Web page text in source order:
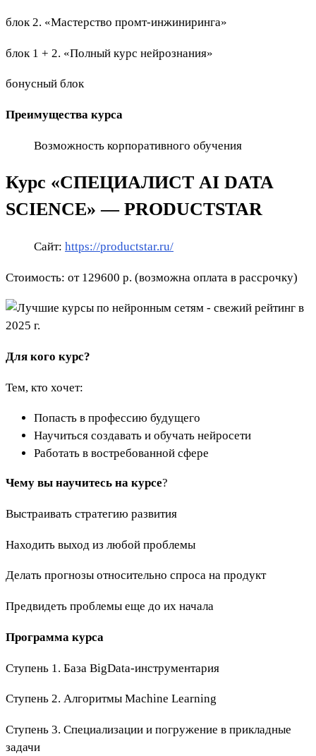
блок 2. «Мастерство промт-инжиниринга»
блок 1 + 2. «Полный курс нейрознания»
бонусный блок
Преимущества курса
Возможность корпоративного обучения
Курс «СПЕЦИАЛИСТ AI DATA
SCIENCE» — PRODUCTSTAR
Сайт: https://productstar.ru/
Стоимость: от 129600 р. (возможна оплата в рассрочку)
Для кого курс?
Тем, кто хочет:
Попасть в профессию будущего
Научиться создавать и обучать нейросети
Работать в востребованной сфере
Чему вы научитесь на курсе?
Выстраивать стратегию развития
Находить выход из любой проблемы
Делать прогнозы относительно спроса на продукт
Предвидеть проблемы еще до их начала
Программа курса
Ступень 1. База BigData-инструментария
Ступень 2. Алгоритмы Machine Learning
Ступень 3. Специализации и погружение в прикладные
задачи